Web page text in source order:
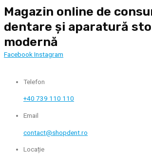
Skip
content
Magazin online de
dentare și aparatură
modernă
FacebookInstagram
Telefon
+40 739 110 110
Email
contact@shopdent.ro
Locație